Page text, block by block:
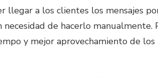
llegar a los clientes los mensajes
de hacerlo manualmente.
y mejor aprovechamiento de los